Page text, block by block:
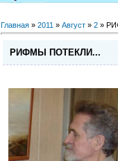
Главная » 2011 » Август » 2 »
РИФМЫ ПОТЕКЛИ...